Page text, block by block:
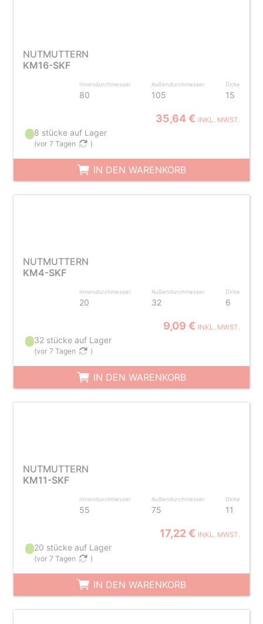
NUTMUTTERN
KM16-SKF
Innendurchmesser
80
Außendurchmesser
105
Dicke
15
35,64 € INKL. MWST.
8 stücke auf Lager
(vor 7 Tagen )
IN DEN WARENKORB
NUTMUTTERN
KM4-SKF
Innendurchmesser
20
Außendurchmesser
32
Dicke
6
9,09 € INKL. MWST.
32 stücke auf Lager
(vor 7 Tagen )
IN DEN WARENKORB
NUTMUTTERN
KM11-SKF
Innendurchmesser
55
Außendurchmesser
75
Dicke
11
17,22 € INKL. MWST.
20 stücke auf Lager
(vor 7 Tagen )
IN DEN WARENKORB